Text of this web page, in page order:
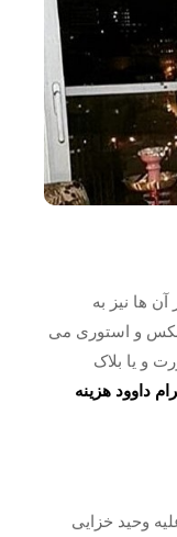
ها نیز به
عکس و استوری می
و یا بلاک
داوود هزینه
وحید خزایی